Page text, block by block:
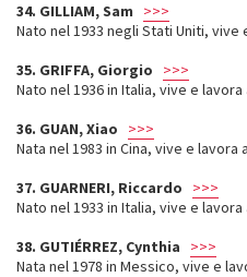
34. GILLIAM, Sam >>>
Nato nel 1933 negli Stati Uniti, vive
35. GRIFFA, Giorgio >>>
Nato nel 1936 in Italia, vive e lavora
36. GUAN, Xiao >>>
Nata nel 1983 in Cina, vive e lavora
37. GUARNERI, Riccardo
>>>
Nato nel 1933 in Italia, vive e lavora
38. GUTIÉRREZ, Cynthia >>>
Nata nel 1978 in Messico, vive e